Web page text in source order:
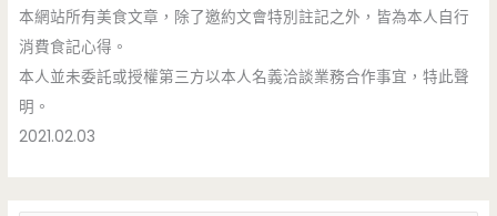
本網站所有美食文章，除了邀約文會特別註記之外，皆為本人自行
消費食記心得。
本人並未委託或授權第三方以本人名義洽談業務合作事宜，特此聲
明。
2021.02.03